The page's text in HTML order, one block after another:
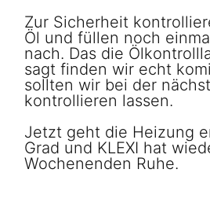
Zur Sicherheit
Öl und füllen noch
nach. Das die
sagt finden wir echt
sollten wir bei der
kontrollieren lassen.
Jetzt geht die Heizung
Grad und KLEXI hat
Wochenenden Ruhe.